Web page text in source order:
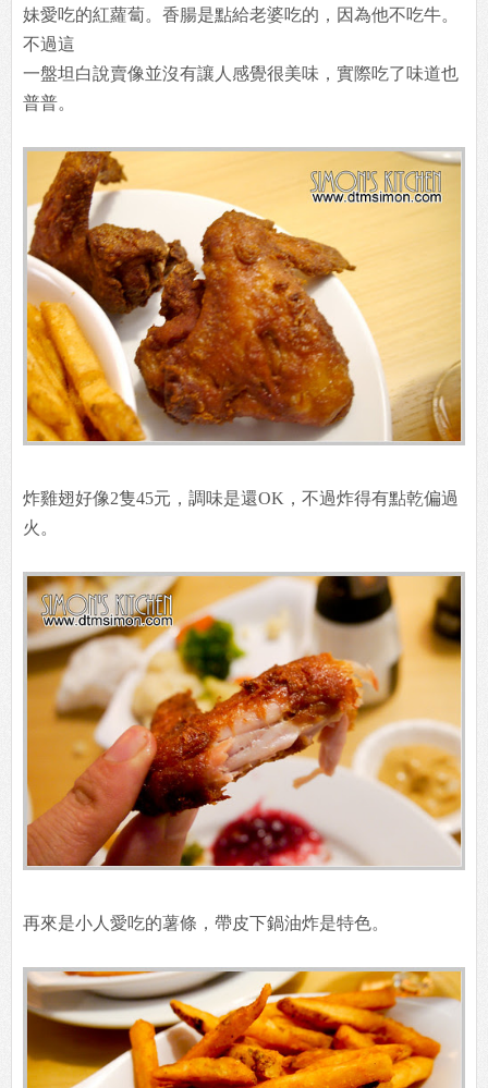
妹愛吃的紅蘿蔔。香腸是點給老婆吃的，因為他不吃牛。
不過這
一盤坦白說賣像並沒有讓人感覺很美味，實際吃了味道也
普普。
炸雞翅好像2隻45元，調味是還OK，不過炸得有點乾偏過
火。
再來是小人愛吃的薯條，帶皮下鍋油炸是特色。